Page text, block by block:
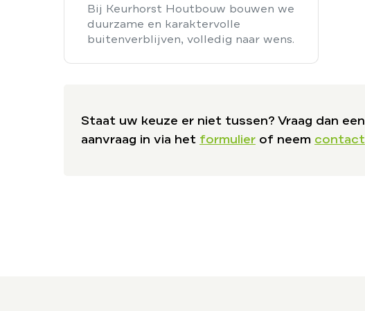
Bij Keurhorst Houtbouw bouwen we
duurzame en karaktervolle
buitenverblijven, volledig naar wens.
Staat uw keuze er niet tussen? Vraag dan een
aanvraag in via het formulier of neem contact